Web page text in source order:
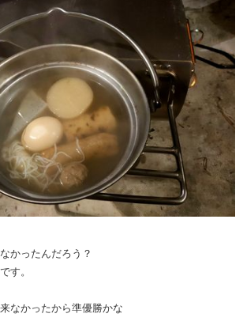
かったんだろう？
す。
なかったから準優勝かな